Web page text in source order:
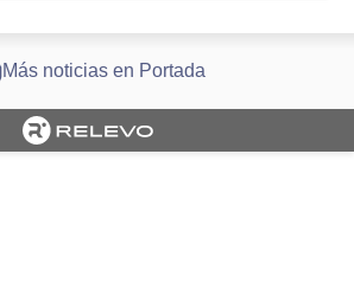
Más noticias en Portada